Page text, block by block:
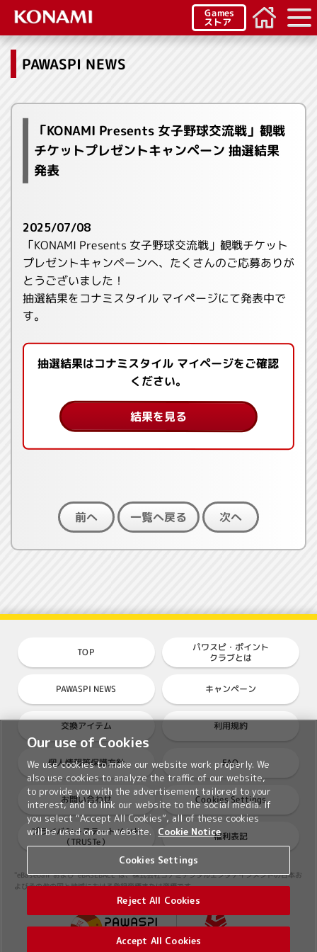
Games
ストア
PAWASPI NEWS
「KONAMI Presents 女子野球交流戦」観戦
チケットプレゼントキャンペーン 抽選結果
発表
2025/07/08
「KONAMI Presents 女子野球交流戦」観戦チケット
プレゼントキャンペーンへ、たくさんのご応募ありが
とうございました！
抽選結果をコナミスタイル マイページにて発表中で
す。
抽選結果はコナミスタイル マイページをご確認
ください。
結果を見る
前へ 一覧へ戻る 次へ
TOP パワスピ・ポイント
クラブとは
PAWASPI NEWS キャンペーン
交換アイテム 利用規約
個人情報等保護方針 FAQ
お問い合わせ Cookies Settings
プライバシーステートメント
（TRUSTe） 権利表記
"eBaseball"および"eBASEBALL"は、株式会社コナミデジタルエンタテインメントの日本お
よびその他の国と地域における登録商標または商標です。
Our use of Cookies
We use cookies to make our website work properly. We
also use cookies to analyze the traffic of our website,
to provide you with the advertisement tailored to your
interest, and to link our website to the social media. If
you select “Accept All Cookies”, all of these cookies
will be used on our website.
Cookie Notice
Cookies Settings
Reject All Cookies
Accept All Cookies